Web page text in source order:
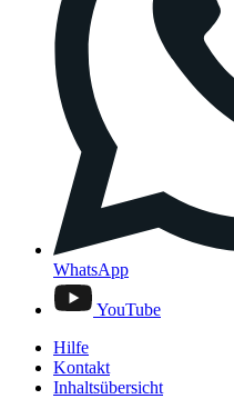
WhatsApp
YouTube
Hilfe
Kontakt
Inhaltsübersicht